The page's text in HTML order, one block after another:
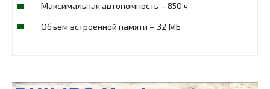
Максимальная автономность – 850 ч
Объем встроенной памяти – 32 МБ